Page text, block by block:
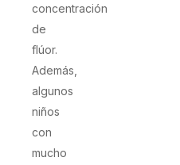
concentración
de
flúor.
Además,
algunos
niños
con
mucho